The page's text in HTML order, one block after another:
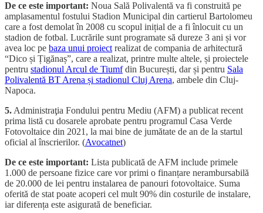
De ce este important: Noua Sală Polivalentă va fi construită pe
amplasamentul fostului Stadion Municipal din cartierul Bartolomeu
care a fost demolat în 2008 cu scopul inițial de a fi înlocuit cu un
stadion de fotbal. Lucrările sunt programate să dureze 3 ani și vor
avea loc pe baza unui proiect realizat de compania de arhitectură
“Dico și Țigănaș”, care a realizat, printre multe altele, și proiectele
pentru stadionul Arcul de Tiumfdin București, dar și pentru Sala
Polivalentă BT Arena și stadionul Cluj Arena, ambele din Cluj-
Napoca.
5. Administraţia Fondului pentru Mediu (AFM) a publicat recent
prima listă cu dosarele aprobate pentru programul Casa Verde
Fotovoltaice din 2021, la mai bine de jumătate de an de la startul
oficial al înscrierilor. (Avocatnet)
De ce este important: Lista publicată de AFM include primele
1.000 de persoane fizice care vor primi o finanțare nerambursabilă
de 20.000 de lei pentru instalarea de panouri fotovoltaice. Suma
oferită de stat poate acoperi cel mult 90% din costurile de instalare,
iar diferența este asigurată de beneficiar.